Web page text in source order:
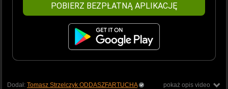
POBIERZ BEZPŁATNĄ APLIKACJĘ
pokaż opis video
Dodał: Tomasz Strzelczyk ODDASZFARTUCHA